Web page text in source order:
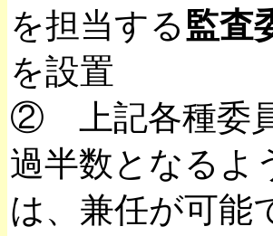
を担当する 監査
を設置
② 上記各種委員
過半数となるよ
は、兼任が可能